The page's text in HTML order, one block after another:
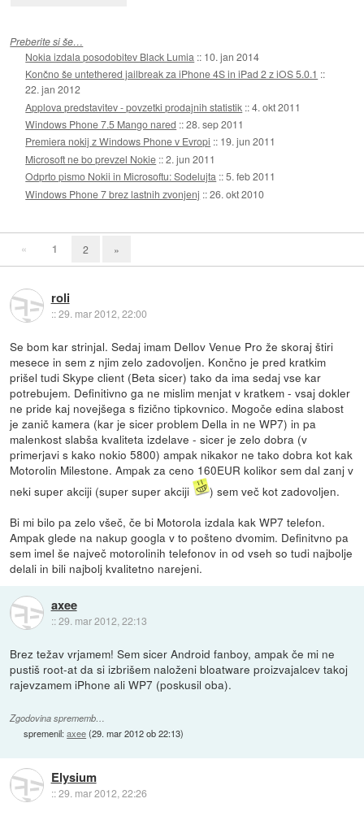
Preberite si še…
Nokia izdala posodobitev Black Lumia :: 10. jan 2014
Končno še untethered jailbreak za iPhone 4S in iPad 2 z iOS 5.0.1 ::
22. jan 2012
Applova predstavitev - povzetki prodajnih statistik ::4. okt 2011
Windows Phone 7.5 Mango nared ::28. sep 2011
Premiera nokij z Windows Phone v Evropi :: 19. jun 2011
Microsoft ne bo prevzel Nokie ::2. jun 2011
Odprto pismo Nokii in Microsoftu: Sodelujta ::5. feb 2011
Windows Phone 7 brez lastnih zvonjenj ::26. okt 2010
« 1 2 »
roli
::29. mar 2012, 22:00
Se bom kar strinjal. Sedaj imam Dellov Venue Pro že skoraj štiri
mesece in sem z njim zelo zadovoljen. Končno je pred kratkim
prišel tudi Skype client (Beta sicer) tako da ima sedaj vse kar
potrebujem. Definitivno ga ne mislim menjat v kratkem - vsaj dokler
ne pride kaj novejšega s fizično tipkovnico. Mogoče edina slabost
je zanič kamera (kar je sicer problem Della in ne WP7) in pa
malenkost slabša kvaliteta izdelave - sicer je zelo dobra (v
primerjavi s kako nokio 5800) ampak nikakor ne tako dobra kot kak
Motorolin Milestone. Ampak za ceno 160EUR kolikor sem dal zanj v
neki super akciji (super super akciji
) sem več kot zadovoljen.
Bi mi bilo pa zelo všeč, če bi Motorola izdala kak WP7 telefon.
Ampak glede na nakup googla v to pošteno dvomim. Definitvno pa
sem imel še največ motorolinih telefonov in od vseh so tudi najbolje
delali in bili najbolj kvalitetno narejeni.
axee
::29. mar 2012, 22:13
Brez težav vrjamem! Sem sicer Android fanboy, ampak če mi ne
pustiš root-at da si izbrišem naloženi bloatware proizvajalcev takoj
rajevzamem iPhone ali WP7 (poskusil oba).
Zgodovina sprememb…
spremenil:axee(29. mar 2012 ob 22:13)
Elysium
::29. mar 2012, 22:26